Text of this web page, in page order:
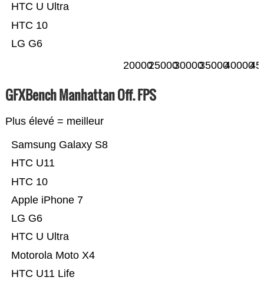
LG G6
HTC 10
HTC U Ultra
2000025000300003500040000
GFXBench Manhattan Off. FPS
Plus élevé = meilleur
HTC U11 Life
Motorola Moto X4
HTC U Ultra
LG G6
Apple iPhone 7
HTC 10
HTC U11
Samsung Galaxy S8